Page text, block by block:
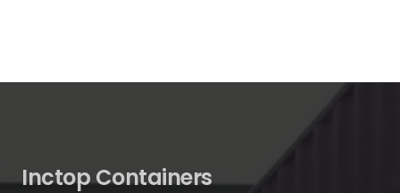
Inctop Containers